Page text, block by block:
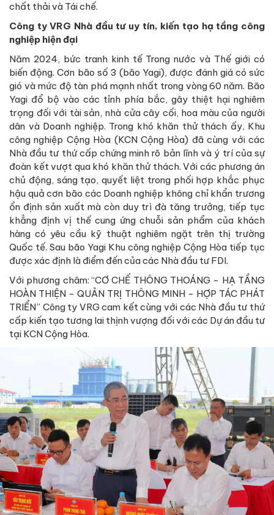
chất thải và Tái chế.
Công ty VRG Nhà đầu tư uy tín, kiến tạo hạ tầng công
nghiệp hiện đại
Năm 2024, bức tranh kinh tế Trong nước và Thế giới có
biến động. Cơn bão số 3 (bão Yagi), được đánh giá có sức
gió và mức độ tàn phá mạnh nhất trong vòng 60 năm. Bão
Yagi đổ bộ vào các tỉnh phía bắc, gây thiệt hại nghiêm
trọng đối với tài sản, nhà cửa cây cối, hoa màu của người
dân và Doanh nghiệp. Trong khó khăn thử thách ấy, Khu
công nghiệp Cộng Hòa (KCN Cộng Hòa) đã cùng với các
Nhà đầu tư thứ cấp chứng minh rõ bản lĩnh và ý trí của sự
đoàn kết vượt qua khó khăn thử thách. Với các phương án
chủ động, sáng tạo, quyết liệt trong phối hợp khắc phục
hậu quả cơn bão các Doanh nghiệp không chỉ khẩn trương
ổn định sản xuất mà còn duy trì đà tăng trưởng, tiếp tục
khẳng định vị thế cung ứng chuỗi sản phẩm của khách
hàng có yêu cầu kỹ thuật nghiêm ngặt trên thị trường
Quốc tế. Sau bão Yagi Khu công nghiệp Cộng Hòa tiếp tục
được xác định là điểm đến của các Nhà đầu tư FDI.
Với phương châm: “CƠ CHẾ THÔNG THOÁNG - HẠ TẦNG
HOÀN THIỆN - QUẢN TRỊ THÔNG MINH - HỢP TÁC PHÁT
TRIỂN” Công ty VRG cam kết cùng với các Nhà đầu tư thứ
cấp kiến tạo tương lai thịnh vượng đối với các Dự án đầu tư
tại KCN Cộng Hòa.